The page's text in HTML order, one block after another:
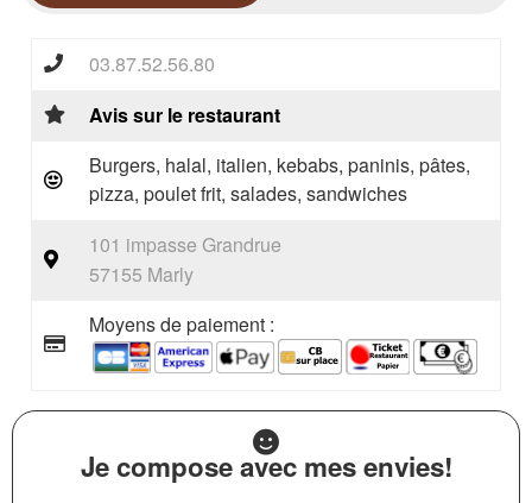
03.87.52.56.80
Avis sur le restaurant
Burgers, halal, italien, kebabs, paninis, pâtes,
pizza, poulet frit, salades, sandwiches
101 impasse Grandrue
57155 Marly
Moyens de paiement :
Je compose avec mes envies!